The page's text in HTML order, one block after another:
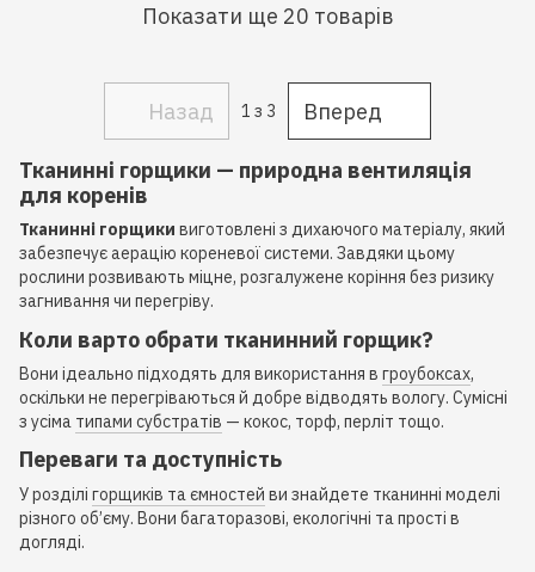
Показати ще 20 товарів
Назад 1 з 3 Вперед
Тканинні горщики — природна вентиляція
для коренів
Тканинні горщики виготовлені з дихаючого матеріалу, який
забезпечує аерацію кореневої системи. Завдяки цьому
рослини розвивають міцне, розгалужене коріння без ризику
загнивання чи перегріву.
Коли варто обрати тканинний горщик?
Вони ідеально підходять для використання в гроубоксах,
оскільки не перегріваються й добре відводять вологу. Сумісні
з усіма типами субстратів — кокос, торф, перліт тощо.
Переваги та доступність
У розділі горщиків та ємностей ви знайдете тканинні моделі
різного об’єму. Вони багаторазові, екологічні та прості в
догляді.